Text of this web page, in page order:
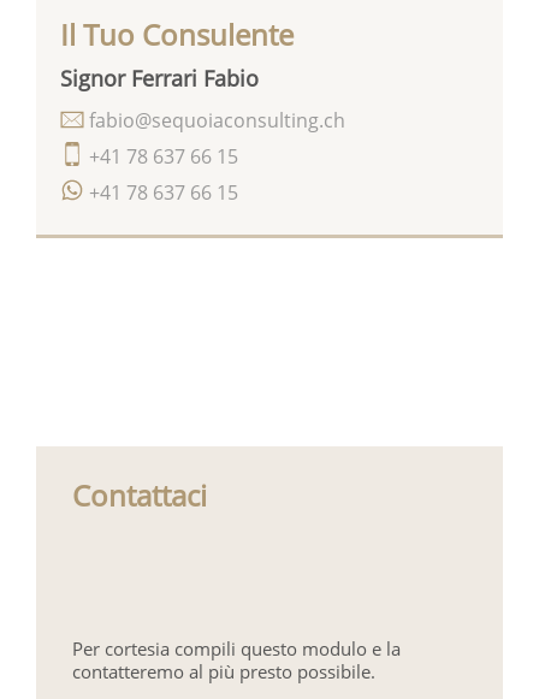
Il Tuo Consulente
Signor Ferrari Fabio
+41 78 637 66 15
+41 78 637 66 15
fabio@sequoiaconsulting.ch
Contattaci
Per cortesia compili questo modulo e la
contatteremo al più presto possibile.